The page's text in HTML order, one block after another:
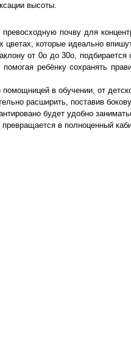
высоты.
превосходную почву для
которые идеально
от 0о до 30о,
ребёнку сохранять
помощницей в обучении, от
расширить, поставив
будет удобно
в полноценный